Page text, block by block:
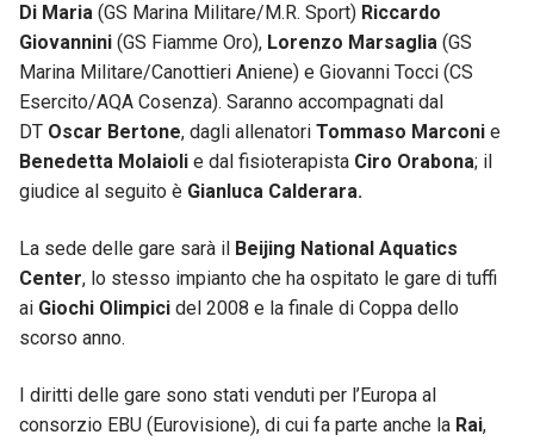
Di Maria (GS Marina Militare/M.R. Sport) Riccardo
Giovannini (GS Fiamme Oro), Lorenzo Marsaglia (GS
Marina Militare/Canottieri Aniene) e Giovanni Tocci (CS
Esercito/AQA Cosenza). Saranno accompagnati dal
DT Oscar Bertone, dagli allenatori Tommaso Marconi e
Benedetta Molaioli e dal fisioterapista Ciro Orabona; il
giudice al seguito è Gianluca Calderara.
La sede delle gare sarà il Beijing National Aquatics
Center, lo stesso impianto che ha ospitato le gare di tuffi
ai Giochi Olimpici del 2008 e la finale di Coppa dello
scorso anno.
I diritti delle gare sono stati venduti per l’Europa al
consorzio EBU (Eurovisione), di cui fa parte anche la Rai,